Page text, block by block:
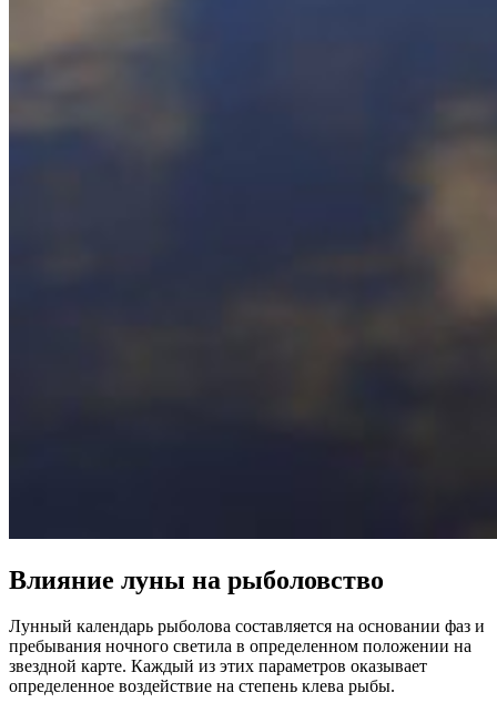
Влияние луны на рыболовство
Лунный календарь рыболова составляется на основании фаз и
пребывания ночного светила в определенном положении на
звездной карте. Каждый из этих параметров оказывает
определенное воздействие на степень клева рыбы.